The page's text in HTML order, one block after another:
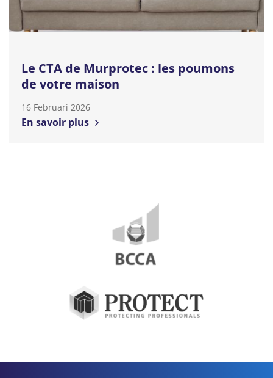
Le CTA de Murprotec : les poumons
de votre maison
16 Februari 2026
En savoir plus